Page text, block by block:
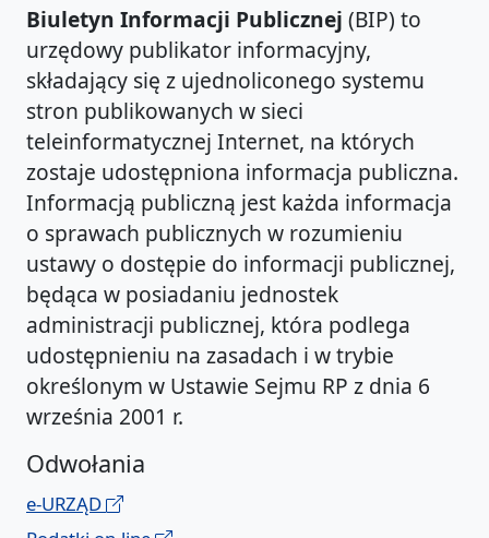
Biuletyn Informacji Publicznej (BIP) to
urzędowy publikator informacyjny,
składający się z ujednoliconego systemu
stron publikowanych w sieci
teleinformatycznej Internet, na których
zostaje udostępniona informacja publiczna.
Informacją publiczną jest każda informacja
o sprawach publicznych w rozumieniu
ustawy o dostępie do informacji publicznej,
będąca w posiadaniu jednostek
administracji publicznej, która podlega
udostępnieniu na zasadach i w trybie
określonym w Ustawie Sejmu RP z dnia 6
września 2001 r.
Odwołania
e-URZĄD